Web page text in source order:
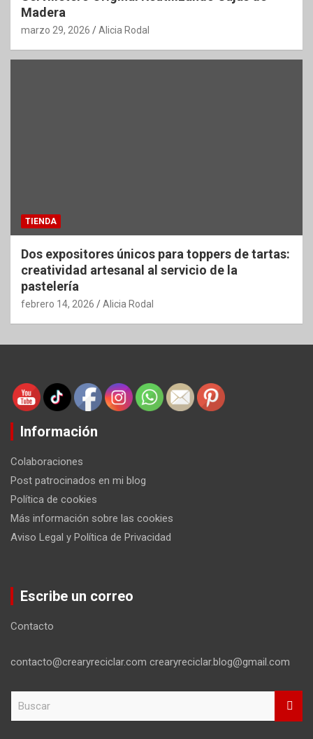
Madera
marzo 29, 2026 Alicia Rodal
TIENDA
Dos expositores únicos para toppers de tartas:
creatividad artesanal al servicio de la
pastelería
febrero 14, 2026 Alicia Rodal
Información
Colaboraciones
Post patrocinados en mi blog
Política de cookies
Más información sobre las cookies
Aviso Legal y Política de Privacidad
Escribe un correo
Contacto
contacto@crearyreciclar.com crearyreciclar.blog@gmail.com